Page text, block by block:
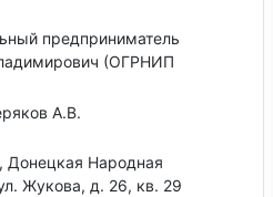
предприниматель
(ОГРНИП
А.В.
Донецкая Народная
Жукова, д. 26, кв. 29